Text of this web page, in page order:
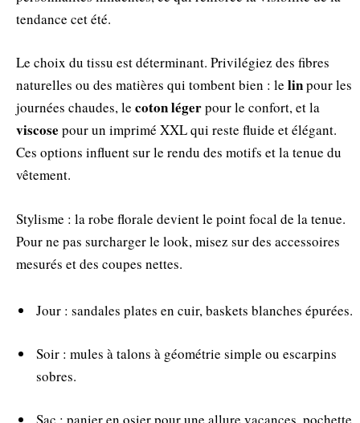
tendance cet été.
Le choix du tissu est déterminant. Privilégiez des fibres
naturelles ou des matières qui tombent bien : le linpour les
journées chaudes, le coton légerpour le confort, et la
viscose pour un imprimé XXL qui reste fluide et élégant.
Ces options influent sur le rendu des motifs et la tenue du
vêtement.
Stylisme : la robe florale devient le point focal de la tenue.
Pour ne pas surcharger le look, misez sur des accessoires
mesurés et des coupes nettes.
Jour : sandales plates en cuir, baskets blanches épurées.
Soir : mules à talons à géométrie simple ou escarpins
sobres.